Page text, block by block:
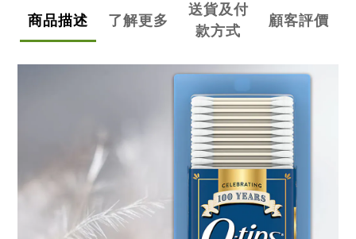
商品描述 了解更多
送貨及付
款方式
顧客評價